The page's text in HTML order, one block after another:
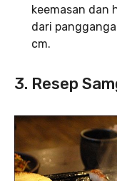
keemasan dan
dari
cm.
3. Resep